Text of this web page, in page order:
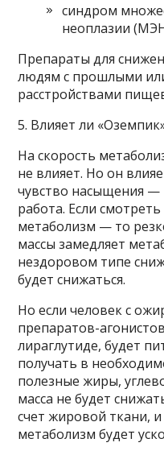
синдром
неоплазии
Препараты для
людям с прошлыми
расстройствами
5. Влияет ли
На скорость
не влияет. Но он
чувство насыщения —
работа. Если
метаболизм — то
массы замедляет
нездоровом типе
будет снижаться.
Но если человек с
препаратов-
лираглутиде, будет
получать в
полезные жиры,
масса не будет
счет жировой ткани,
метаболизм будет